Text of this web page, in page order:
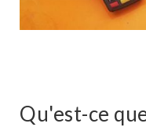
Qu'est-ce